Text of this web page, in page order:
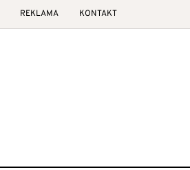
REKLAMA KONTAKT